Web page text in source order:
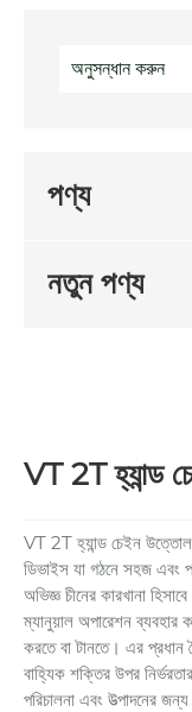
পণ্য
নতুন পণ্য
VT 2T হ্যান্ড
VT 2T হ্যান্ড চেইন
ডিভাইস যা গঠনে সহজ
অভিজ্ঞ চীনের কারখানা
ম্যানুয়াল অপারেশন ব্যবহার
করতে বা টানতে। এর
বাহ্যিক শক্তির উপর
পরিচালনা এবং উত্পাদনের